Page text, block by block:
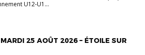
U12-U1...
25 AOÛT 2026 – ÉTOILE SUR